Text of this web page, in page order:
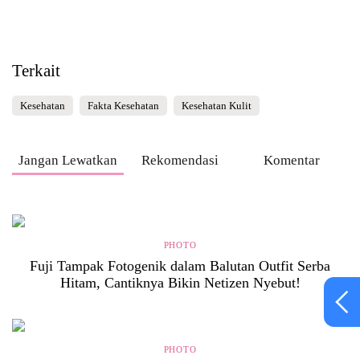
Terkait
Kesehatan Fakta Kesehatan Kesehatan Kulit
Jangan Lewatkan Rekomendasi Komentar
PHOTO
Fuji Tampak Fotogenik dalam Balutan Outfit Serba
Hitam, Cantiknya Bikin Netizen Nyebut!
PHOTO